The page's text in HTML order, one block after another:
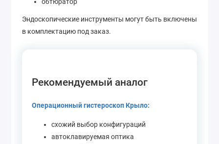
Эндоскопические инструменты могут быть включены
в комплектацию под заказ.
Рекомендуемый аналог
Операционный гистероскоп Крыло:
схожий выбор конфигураций
автоклавируемая оптика